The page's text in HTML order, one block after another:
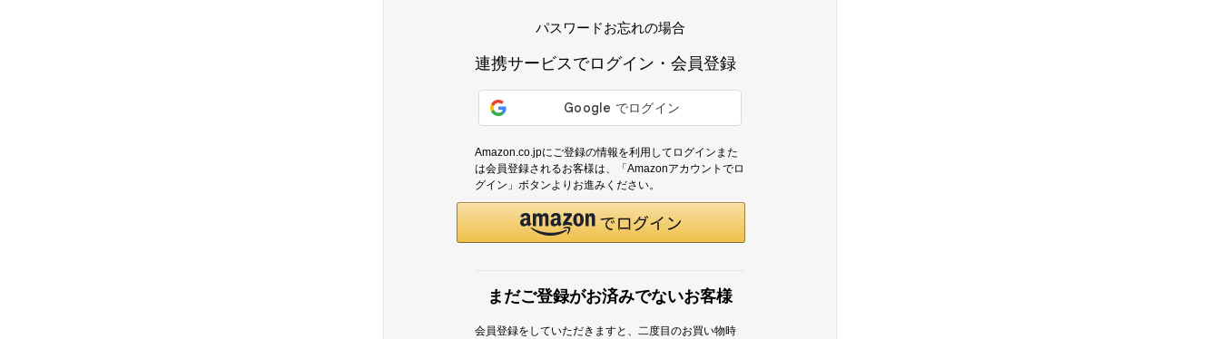
パスワードお忘れの場合
連携サービスでログイン・会員登録
Amazon.co.jpにご登録の情報を利用してログインまた
は会員登録されるお客様は、「Amazonアカウントでロ
グイン」ボタンよりお進みください。
まだご登録がお済みでないお客様
会員登録をしていただきますと、二度目のお買い物時